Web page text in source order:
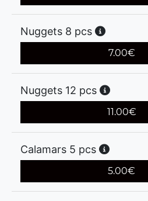
Nuggets 8 pcs
7.00€
Nuggets 12 pcs
11.00€
Calamars 5 pcs
5.00€